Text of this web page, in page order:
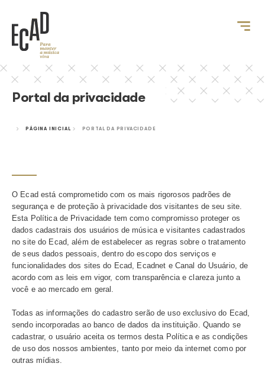
Portal da privacidade
O Ecad está comprometido com os mais rigorosos
segurança e de proteção à privacidade dos visitantes
Esta Política de Privacidade tem como compromisso
dados cadastrais dos usuários de música e visitantes
de seus dados pessoais, dentro do escopo dos serviços
funcionalidades dos sites do Ecad, Ecadnet e
Canal do
acordo com as leis em vigor, com transparência e
você e ao mercado em geral.​